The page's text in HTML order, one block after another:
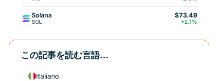
Solana
SOL
$73.49
+2.1%
この記事を読む言語...
Italiano